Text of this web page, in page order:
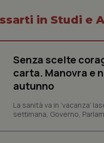
in Studi e
Senza scelte
carta. Manovra e
autunno
La sanità va in ‘vacanza’
settimana, Governo,
PHPSESSID